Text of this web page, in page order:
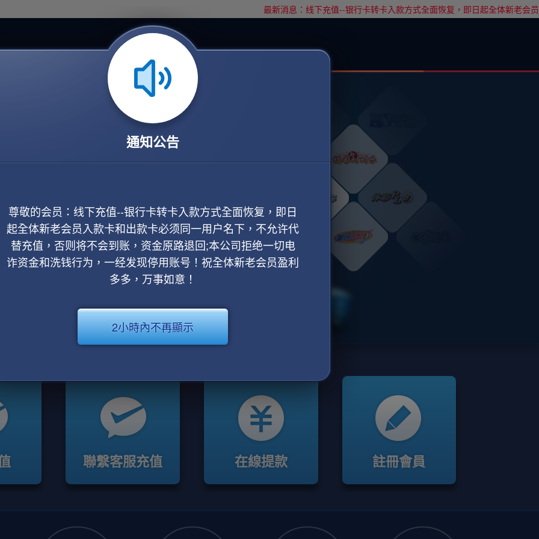
最新消息：线下充值--银行卡转卡入款方式全面恢复，即日起全体新老会
聯繫客服充值 在線提款 註冊會員
通知公告
尊敬的会员：线下充值--银行卡转卡入款方式全面恢复，即日
起全体新老会员入款卡和出款卡必须同一用户名下，不允许代
替充值，否则将不会到账，资金原路退回;本公司拒绝一切电
诈资金和洗钱行为，一经发现停用账号！祝全体新老会员盈利
多多，万事如意！
2小時內不再顯示